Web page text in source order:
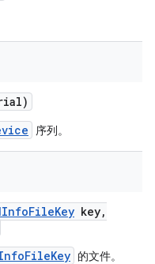
序列。
InfoFileKey key,
的文件。